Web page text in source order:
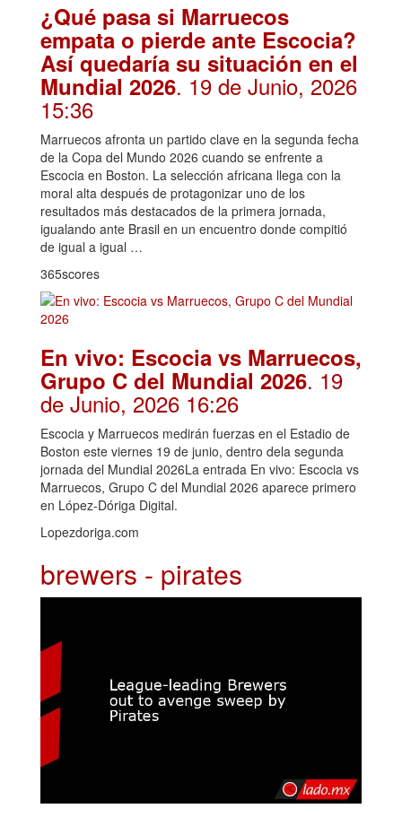
¿Qué pasa si Marruecos
empata o pierde ante Escocia?
Así quedaría su situación en el
Mundial 2026. 19 de Junio, 2026
15:36
Marruecos afronta un partido clave en la segunda fecha
de la Copa del Mundo 2026 cuando se enfrente a
Escocia en Boston. La selección africana llega con la
moral alta después de protagonizar uno de los
resultados más destacados de la primera jornada,
igualando ante Brasil en un encuentro donde compitió
de igual a igual …
365scores
En vivo: Escocia vs Marruecos,
Grupo C del Mundial 2026. 19
de Junio, 2026 16:26
Escocia y Marruecos medirán fuerzas en el Estadio de
Boston este viernes 19 de junio, dentro dela segunda
jornada del Mundial 2026La entrada En vivo: Escocia vs
Marruecos, Grupo C del Mundial 2026 aparece primero
en López-Dóriga Digital.
Lopezdoriga.com
brewers - pirates